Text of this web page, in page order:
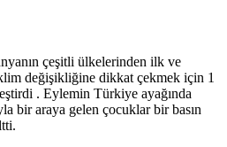
çeşitli ülkelerinden ilk ve
değişikliğine dikkat çekmek için 1
. Eylemin Türkiye ayağında
bir araya gelen çocuklar bir basın